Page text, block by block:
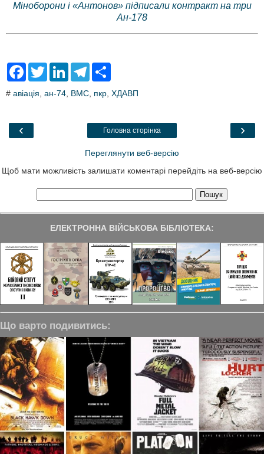
Міноборони і «Антонов» підписали контракт на три
Ан-178
F
e
o
T
t
L
k
T
e
a
r
# авіація ан-74 ВМС пкр ХДАВП
‹ ›
Головна сторінка
Переглянути веб-версію
Щоб мати можливість залишати коментарі перейдіть на веб-версію
ЕЛЕКТРОННА ВІЙСЬКОВА БІБЛІОТЕКА:
Що варто подивитись: